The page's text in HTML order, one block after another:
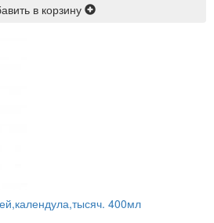
в корзину
400мл